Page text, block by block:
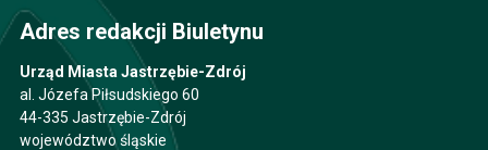
Adres redakcji Biuletynu
Urząd Miasta Jastrzębie-Zdrój
al. Józefa Piłsudskiego 60
44-335 Jastrzębie-Zdrój
województwo śląskie